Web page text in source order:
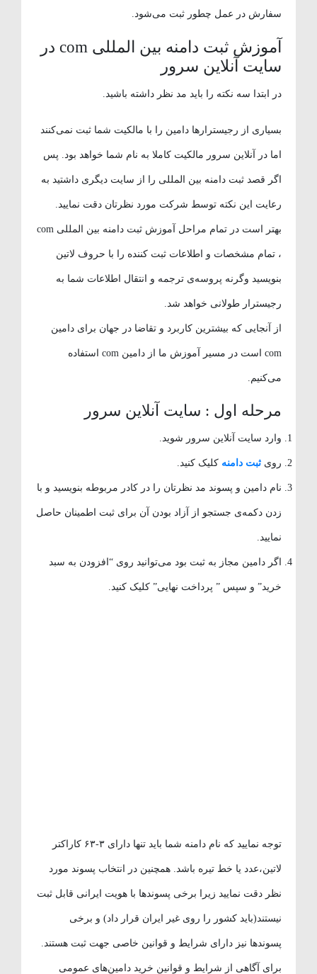
سفارش در عمل چطور ثبت می‌شود.
آموزش ثبت دامنه بین المللی com در
سایت آنلاین سرور
در ابتدا سه نکته را باید مد نظر داشته باشید.
بسیاری از رجیسترارها دامین را با مالکیت شما ثبت نمی‌کنند
اما در آنلاین سرور مالکیت کاملا به نام شما خواهد بود. پس
اگر قصد ثبت دامنه بین المللی را از سایت دیگری داشتید به
رعایت این نکته توسط شرکت مورد نظرتان دقت نمایید.
بهتر است در تمام مراحل آموزش ثبت دامنه بین المللی com
، تمام مشخصات و اطلاعات ثبت کننده را با حروف لاتین
بنویسید وگرنه پروسه‌ی ترجمه و انتقال اطلاعات شما به
رجیسترار طولانی خواهد شد.
از آنجایی که بیشترین کاربرد و تقاضا در جهان برای دامین
com است در مسیر آموزش ما از دامین com استفاده
می‌کنیم.
مرحله اول : سایت آنلاین سرور
وارد سایت آنلاین سرور شوید.
رویثبت دامنهکلیک کنید.
نام دامین و پسوند مد نظرتان را در کادر مربوطه بنویسید و با
زدن دکمه‌ی جستجو از آزاد بودن آن برای ثبت اطمینان حاصل
نمایید.
اگر دامین مجاز به ثبت بود می‌توانید روی “افزودن به سبد
خرید” و سپس ” پرداخت نهایی” کلیک کنید.
توجه نمایید که نام دامنه شما باید تنها دارای ۳-۶۳ کاراکتر
لاتین،عدد یا خط تیره باشد. همچنین در انتخاب پسوند مورد
نظر دقت نمایید زیرا برخی پسوندها با هویت ایرانی قابل ثبت
نیستند(باید کشور را روی غیر ایران قرار داد) و برخی
پسوندها نیز دارای شرایط و قوانین خاصی جهت ثبت هستند.
برای آگاهی از شرایط و قوانین خرید دامین‌های عمومی